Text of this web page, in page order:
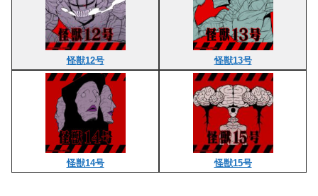
怪獣12号 怪獣13号
怪獣14号 怪獣15号